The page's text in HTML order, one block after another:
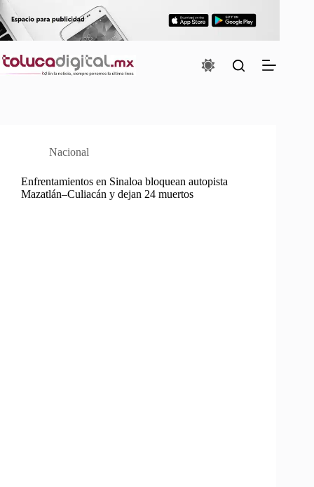
Saltar
al
contenido
Nacional
Enfrentamientos en Sinaloa bloquean autopista
Mazatlán–Culiacán y dejan 24 muertos